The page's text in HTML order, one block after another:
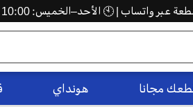
واتساب | 🕙 الأحد–الخميس: 10:00 ص – 5:00 م
مجانا هونداي